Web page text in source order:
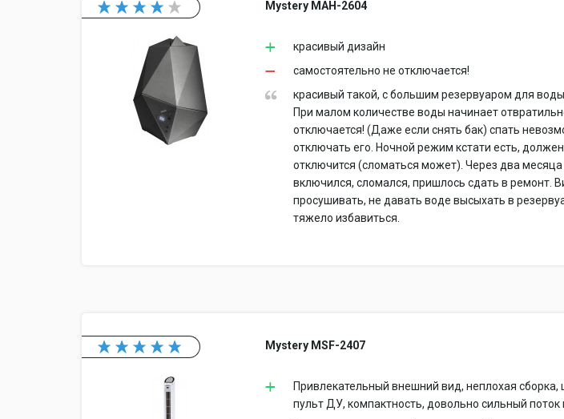
Mystery MAH-2604
красивый дизайн
самостоятельно не отключается!
красивый такой, с большим резервуаром для
При малом количестве воды начинает
отключается! (Даже если снять бак) спать
отключать его. Ночной режим кстати есть,
отключится (сломаться может). Через два месяца
включился, сломался, пришлось сдать в ремонт.
просушивать, не давать воде высыхать в
тяжело избавиться.
Mystery MSF-2407
Привлекательный внешний вид, неплохая
пульт ДУ, компактность, довольно сильный поток